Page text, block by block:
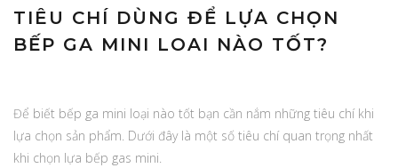
TIÊU CHÍ DÙNG ĐỂ LỰA CHỌN
BẾP GA MINI LOAI NÀO TỐT?
Để biết bếp ga mini loại nào tốt bạn cần nắm những tiêu chí khi
lựa chọn sản phẩm. Dưới đây là một số tiêu chí quan trọng nhất
khi chọn lựa bếp gas mini.